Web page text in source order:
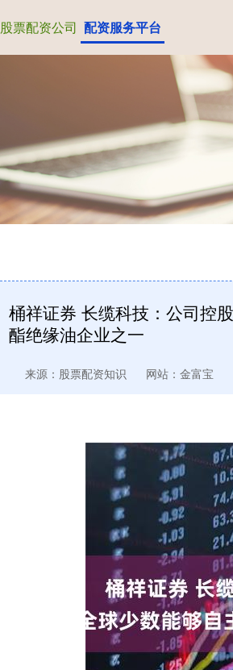
股票配资公司 配资服务平台
桶祥证券 长缆科技：公司控
酯绝缘油企业之一
来源：股票配资知识 网站：金富宝